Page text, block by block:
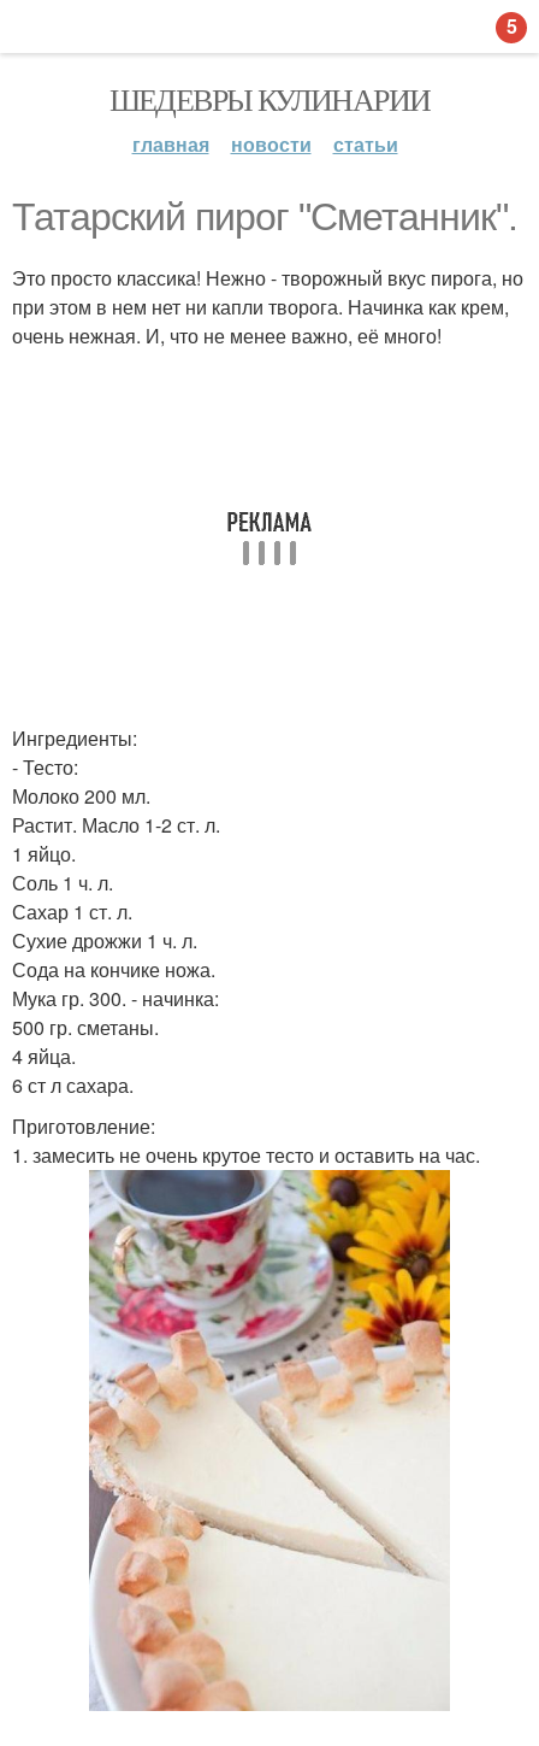
ШЕДЕВРЫ КУЛИНАРИИ
главная новости статьи
Татарский пирог "Сметанник".
Это просто классика! Нежно - творожный вкус пирога, но
при этом в нем нет ни капли творога. Начинка как крем,
очень нежная. И, что не менее важно, её много!
Ингредиенты:
- Тесто:
Молоко 200 мл.
Растит. Масло 1-2 ст. л.
1 яйцо.
Соль 1 ч. л.
Сахар 1 ст. л.
Сухие дрожжи 1 ч. л.
Сода на кончике ножа.
Мука гр. 300. - начинка:
500 гр. сметаны.
4 яйца.
6 ст л сахара.
Приготовление:
1. замесить не очень крутое тесто и оставить на час.
5